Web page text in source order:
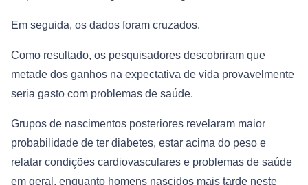
Em seguida, os dados foram cruzados.
Como resultado, os pesquisadores descobriram que
metade dos ganhos na expectativa de vida provavelmente
seria gasto com problemas de saúde.
Grupos de nascimentos posteriores revelaram maior
probabilidade de ter diabetes, estar acima do peso e
relatar condições cardiovasculares e problemas de saúde
em geral, enquanto homens nascidos mais tarde neste